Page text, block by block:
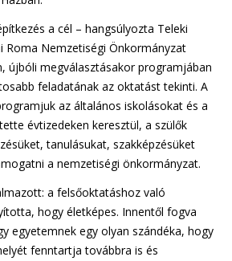
a cél – hangsúlyozta Teleki
Roma Nemzetiségi Önkormányzat
újbóli megválasztásakor programjában
feladatának az oktatást tekinti. A
az általános iskolásokat és a
évtizedeken keresztül, a szülők
tanulásukat, szakképzésüket
a nemzetiségi önkormányzat.
a felsőoktatáshoz való
hogy életképes. Innentől fogva
egyetemnek egy olyan szándéka, hogy
fenntartja továbbra is és